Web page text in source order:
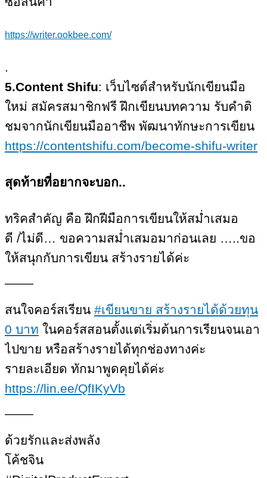
https://writer.ookbee.com/
.
5.Content Shifu: เว็บไซต์สำหรับนักเขียนมือ
ใหม่ สมัครสมาชิกฟรี ฝึกเขียนบทความ รับคำติ
ชมจากนักเขียนมืออาชีพ พัฒนาทักษะการเขียน
https://contentshifu.com/become-shifu-writer
สุดท้ายที่อยากจะบอก..
ทริคสำคัญ คือ ฝึกฝีมือการเขียนให้สม่ำเสมอ
ดี /ไม่ดี… ขอความสม่ำเสมอมาก่อนเลย …..ขอ
ให้สนุกกับการเขียน สร้างรายได้ค่ะ
สนใจคอร์ส​เรียน #เขียนขาย สร้างรายได้ด้วยทุน
0 บาท ในคอร์ส​สอนตั้งแต่เริ่มต้นการเรียนจนเอา
ไปขาย หรือสร้างรายได้ทุกช่องทางค่ะ
รายละเอียด ทักมาพูดคุยได้ค่ะ
https://lin.ee/QfIKyVb
ด้วยรักและส่งพลัง
โค้ชจิน